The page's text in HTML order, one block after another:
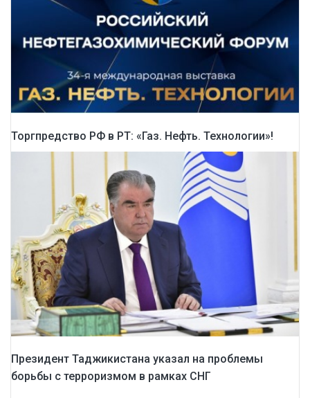
Торгпредство РФ в РТ: «Газ. Нефть. Технологии»!
Президент Таджикистана указал на проблемы
борьбы с терроризмом в рамках СНГ